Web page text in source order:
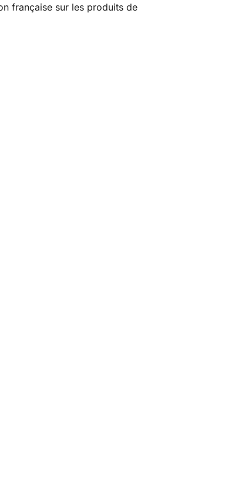
française sur les produits de